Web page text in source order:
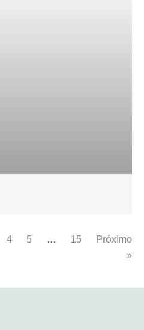
4 5 … 15
Próximo
»